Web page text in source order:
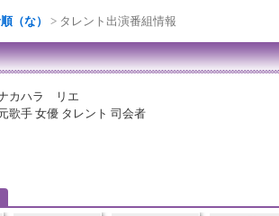
（な） > タレント出演番組情報
カハラ リエ
歌手 女優 タレント 司会者